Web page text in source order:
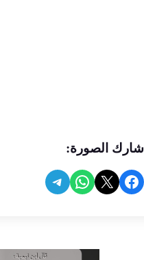
شارك الصورة:
Share on Facebook
Share on X
Share on WhatsApp
Share on Telegram